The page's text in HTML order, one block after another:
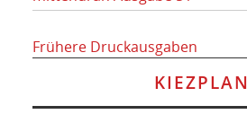
Frühere Druckausgaben
KIEZPLAN